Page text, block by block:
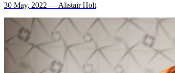
30 May, 2022 — Alistair Holt